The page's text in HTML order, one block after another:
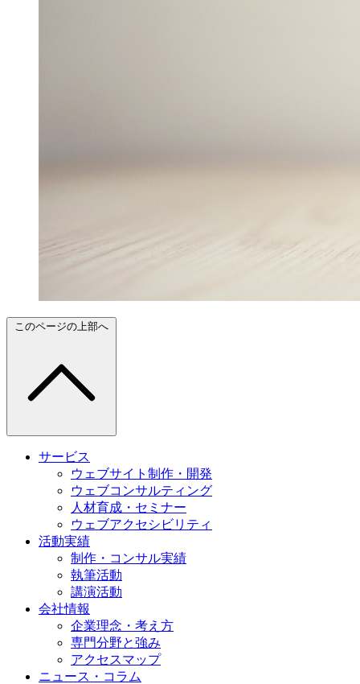
このページの上部へ
サービス
ウェブサイト制作・開発
ウェブコンサルティング
人材育成・セミナー
ウェブアクセシビリティ
活動実績
制作・コンサル実績
執筆活動
講演活動
会社情報
企業理念・考え方
専門分野と強み
アクセスマップ
ニュース・コラム